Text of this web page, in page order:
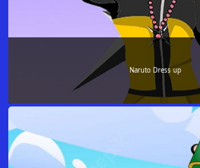
Naruto Dress up